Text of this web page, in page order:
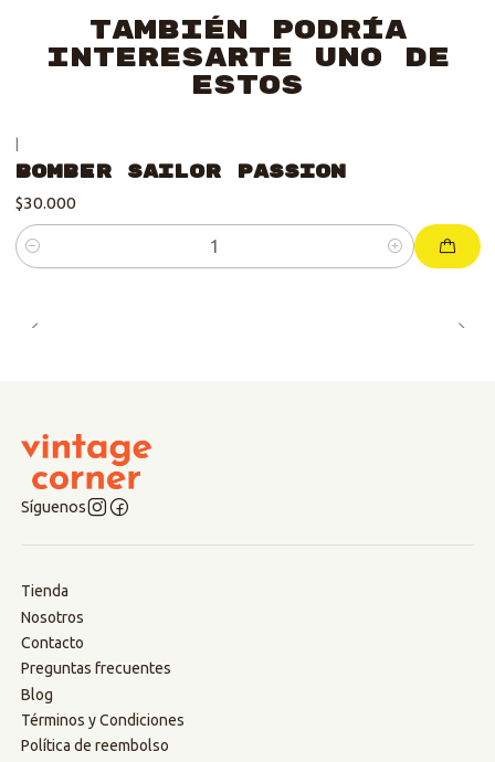
También podría
interesarte uno de
estos
Bomber Sailor Passion
$30.000
Cantidad
Síguenos
Tienda
Nosotros
Contacto
Preguntas frecuentes
Blog
Términos y Condiciones
Política de reembolso